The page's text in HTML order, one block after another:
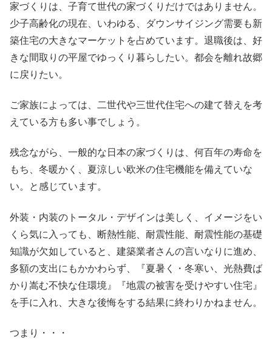
家づくりは、子育て世代の家づくりだけではありません。
少子高齢化の現在、いわゆる、ダウンサイジング需要も新
築住宅の大きなマーケットを占めています。退職後は、好
きな間取りの平屋でゆっくり暮らしたい。都会を離れ故郷
に戻りたい。
ご家族によっては、二世代や三世代住宅への建て替えを考
えている方も多い事でしょう。
残念ながら、一般的な日本の家づくりは、何百年の寿命を
もち、冬暖かく、夏涼しい欧米の住宅機能を備えていな
い。と感じています。
外装・内装のトータル・デザインは美しく、イメージをい
くら気に入っても、断熱性能、耐震性能、耐震性能の基礎
知識が欠如していると、建築業者さんの言いなりに進め、
多額の支出にもかかわらず、『夏暑く・冬寒い、光熱費ば
かり嵩む不快な住環境 』『地震の被害を受けやすい住宅』
を手に入れ 、大きな後悔をする結果に終わりかねません。
つまり・・・